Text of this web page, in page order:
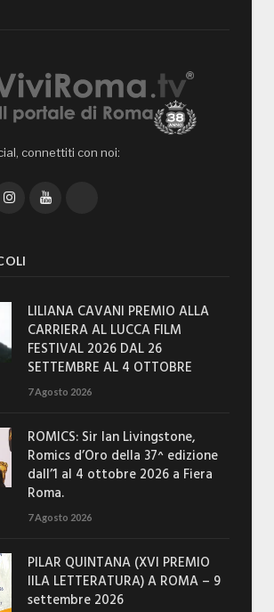
connettiti con noi:
InstagramYouTube
LILIANA CAVANI PREMIO ALLA
CARRIERA AL LUCCA FILM
FESTIVAL 2026 DAL 26
SETTEMBRE AL 4 OTTOBRE
7 Agosto 2026
ROMICS: Sir Ian Livingstone,
Romics d’Oro della 37^ edizione
dall’1 al 4 ottobre 2026 a Fiera
Roma.
7 Agosto 2026
PILAR QUINTANA (XVI PREMIO
IILA LETTERATURA) A ROMA – 9
settembre 2026